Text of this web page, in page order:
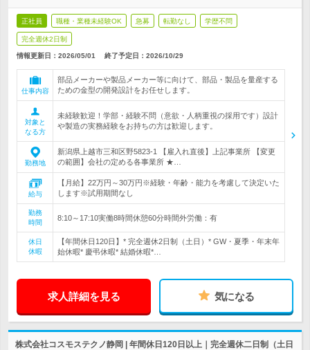
正社員 職種・業種未経験OK 急募 転勤なし 学歴不問
完全週休2日制
情報更新日：2026/05/01 終了予定日： 2026/10/29
仕事内容
部品メーカーや製品メーカー等に向けて、部品・製品を量産する
ための金型の開発設計をお任せします。
対象と
なる方
未経験歓迎！学部・経験不問（意欲・人柄重視の採用です）設計
や製造の実務経験をお持ちの方は歓迎します。
勤務地
新潟県上越市三和区野5823-1 【雇入れ直後】上記事業所 【変更
の範囲】会社の定める各事業所 ★…
給与
【月給】22万円～30万円※経験・年齢・能力を考慮して決定いた
します※試用期間なし
勤務
時間
8:10～17:10実働8時間休憩60分時間外労働：有
休日
休暇
【年間休日120日】* 完全週休2日制（土日）* GW・夏季・年末年
始休暇* 慶弔休暇* 結婚休暇*…
求人詳細を見る 気になる
株式会社コスモステクノ静岡 | 年間休日120日以上｜完全週休二日制（土日